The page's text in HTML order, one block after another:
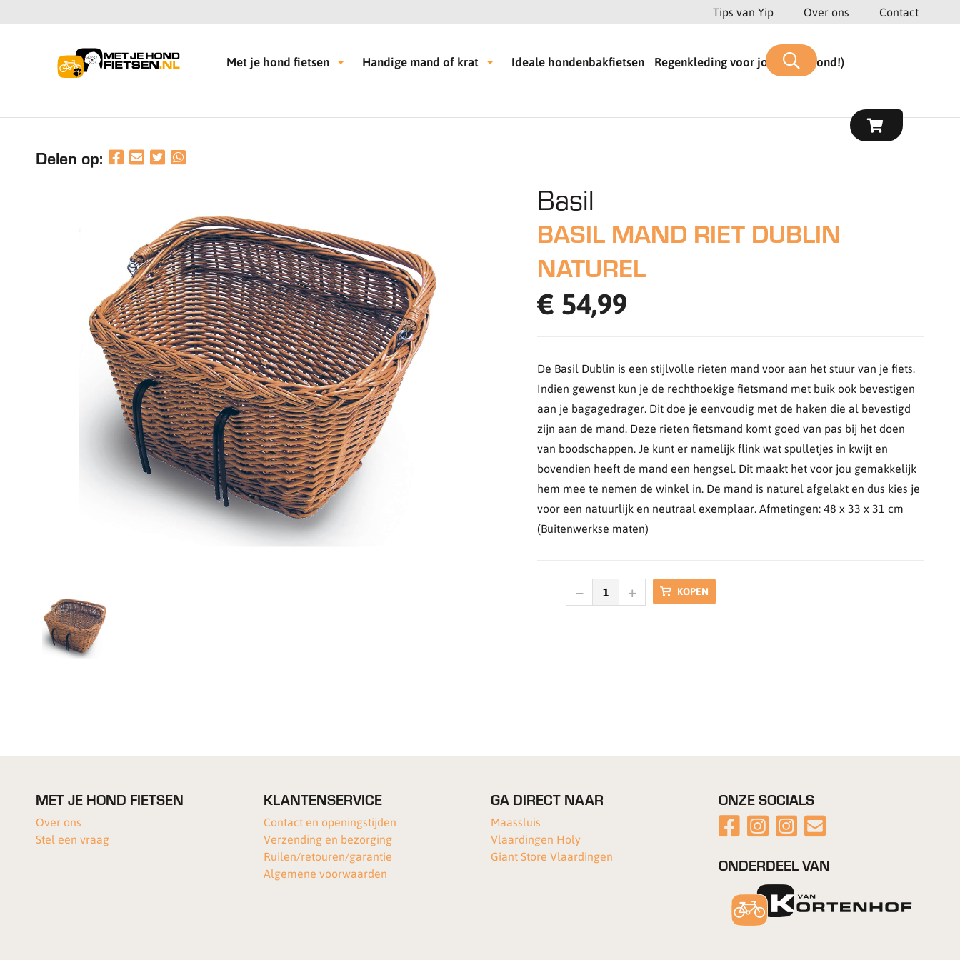
Tips van Yip Over ons Contact
Met je hond fietsen Handige mand of krat Ideale hondenbakfietsen Regenkleding voor jou (en je hond!)
Delen op:
Basil
BASIL MAND RIET DUBLIN
NATUREL
€ 54,99
De Basil Dublin is een stijlvolle rieten mand voor aan het stuur van je fiets.
Indien gewenst kun je de rechthoekige fietsmand met buik ook bevestigen
aan je bagagedrager. Dit doe je eenvoudig met de haken die al bevestigd
zijn aan de mand. Deze rieten fietsmand komt goed van pas bij het doen
van boodschappen. Je kunt er namelijk flink wat spulletjes in kwijt en
bovendien heeft de mand een hengsel. Dit maakt het voor jou gemakkelijk
hem mee te nemen de winkel in. De mand is naturel afgelakt en dus kies je
voor een natuurlijk en neutraal exemplaar. Afmetingen: 48 x 33 x 31 cm
(Buitenwerkse maten)
KOPEN
MET JE HOND FIETSEN
Over ons
Stel een vraag
KLANTENSERVICE
Contact en openingstijden
Verzending en bezorging
Ruilen/retouren/garantie
Algemene voorwaarden
GA DIRECT NAAR
Maassluis
Vlaardingen Holy
Giant Store Vlaardingen
ONZE SOCIALS
ONDERDEEL VAN